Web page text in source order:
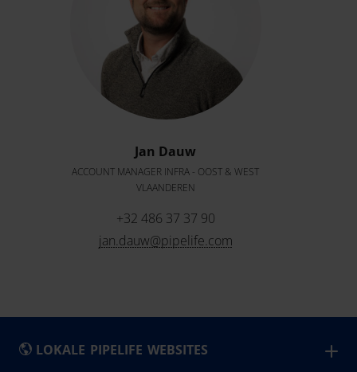
Jan Dauw
ACCOUNT MANAGER INFRA - OOST & WEST
VLAANDEREN
+32 486 37 37 90
jan.dauw@pipelife.com
LOKALE PIPELIFE WEBSITES